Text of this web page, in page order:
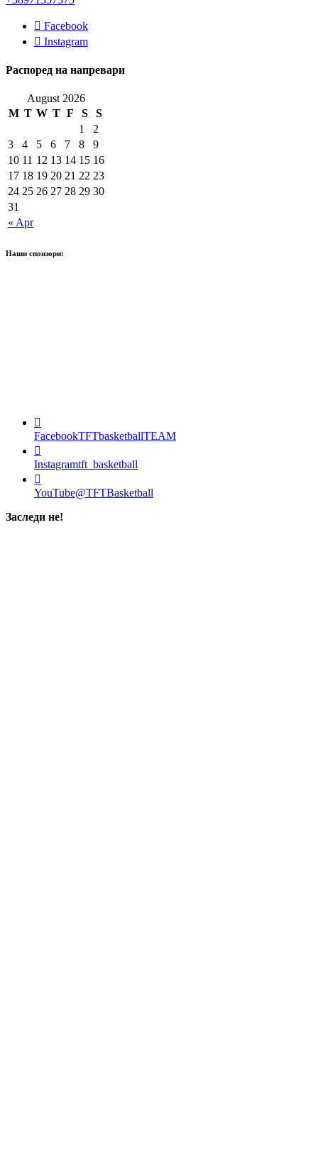
Facebook
Instagram
Распоред на напревари
August 2026
M T W T F S S
« Apr
1
2
3
4 5 6 7 8
9
10 11 12 13 14 15 16
17 18 19 20 21 22 23
24 25 26 27 28 29 30
31
Наши спонзори:
FacebookTFTbasketballTEAM
Instagramtft_basketball
YouTube@TFTBasketball
Заследи не!